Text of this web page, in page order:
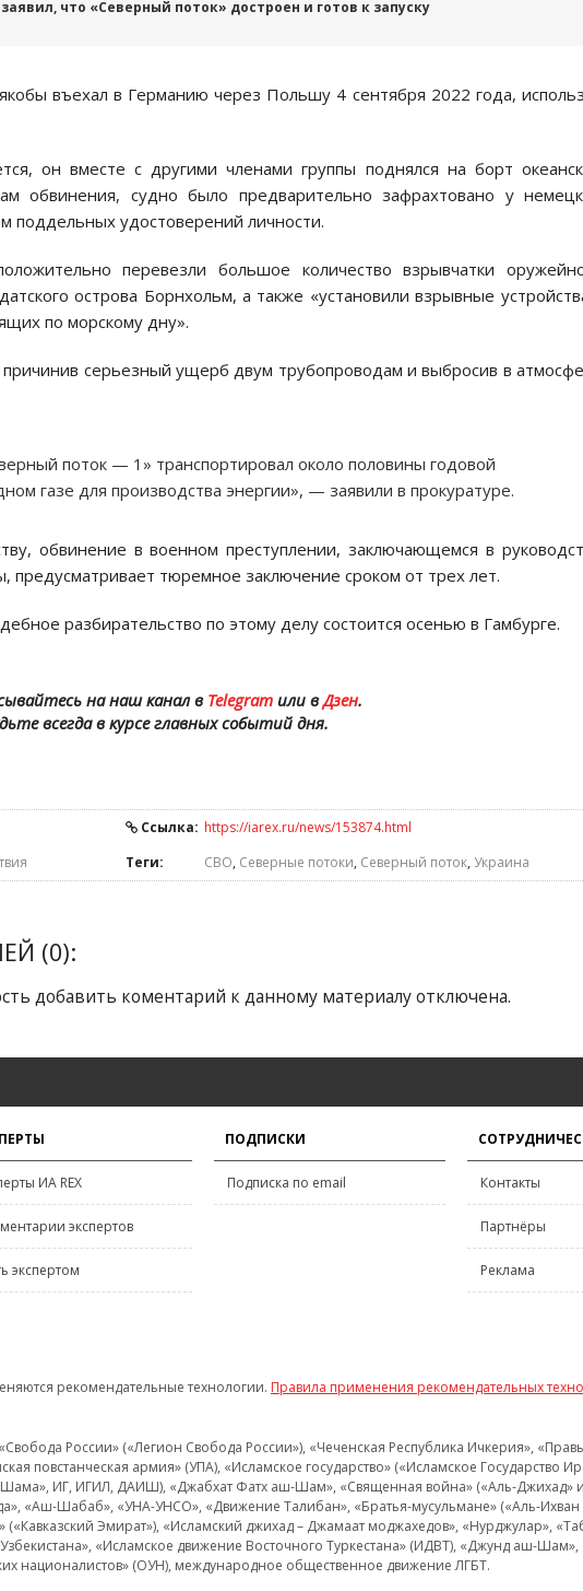
что «Северный поток» достроен и готов к запуску
въехал в Германию через Польшу 4 сентября 2022 года,
он вместе с другими членами группы поднялся на борт
обвинения, судно было предварительно зафрахтовано у
поддельных удостоверений личности.
перевезли большое количество взрывчатки
острова Борнхольм, а также «установили взрывные
по морскому дну».
причинив серьезный ущерб двум трубопроводам и выбросив в
поток — 1» транспортировал около половины годовой
газе для производства энергии», — заявили в прокуратуре.
обвинение в военном преступлении, заключающемся в
предусматривает тюремное заключение сроком от трех лет.
разбирательство по этому делу состоится осенью в Гамбурге.
на наш канал вTelegramили вДзен.
всегда в курсе главных событий дня.
Ссылка: https://iarex.ru/news/153874.html
Теги: СВО, Северные потоки, Северный поток, Украина
(0):
добавить коментарий к данному материалу отключена.
ИА REX
экспертов
экспертом
ПОДПИСКИ
Подписка по email Контакты
Партнёры
Реклама
рекомендательные технологии. Правила применения рекомендательных
России» («Легион Свобода России»), «Чеченская Республика Ичкерия»,
повстанческая армия» (УПА), «Исламское государство» («Исламское Государство
Шама», ИГ, ИГИЛ, ДАИШ), «Джабхат Фатх аш-Шам», «Священная война» («Аль-Джихад»
«Аш-Шабаб», «УНА-УНСО», «Движение Талибан», «Братья-мусульмане» («Аль-Ихван
(«Кавказский Эмират»), «Исламский джихад – Джамаат моджахедов», «Нурджулар»,
«Исламское движение Восточного Туркестана» (ИДВТ), «Джунд аш-
националистов» (ОУН), международное общественное движение ЛГБТ.